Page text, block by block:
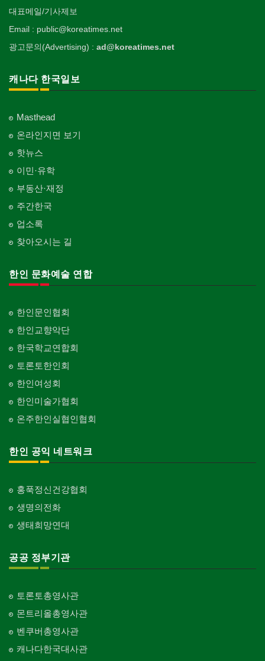
대표메일/기사제보
Email : public@koreatimes.net
광고문의(Advertising) : ad@koreatimes.net
캐나다 한국일보
Masthead
온라인지면 보기
핫뉴스
이민·유학
부동산·재정
주간한국
업소록
찾아오시는 길
한인 문화예술 연합
한인문인협회
한인교향악단
한국학교연합회
토론토한인회
한인여성회
한인미술가협회
온주한인실협인협회
한인 공익 네트워크
홍푹정신건강협회
생명의전화
생태희망연대
공공 정부기관
토론토총영사관
몬트리올총영사관
벤쿠버총영사관
캐나다한국대사관